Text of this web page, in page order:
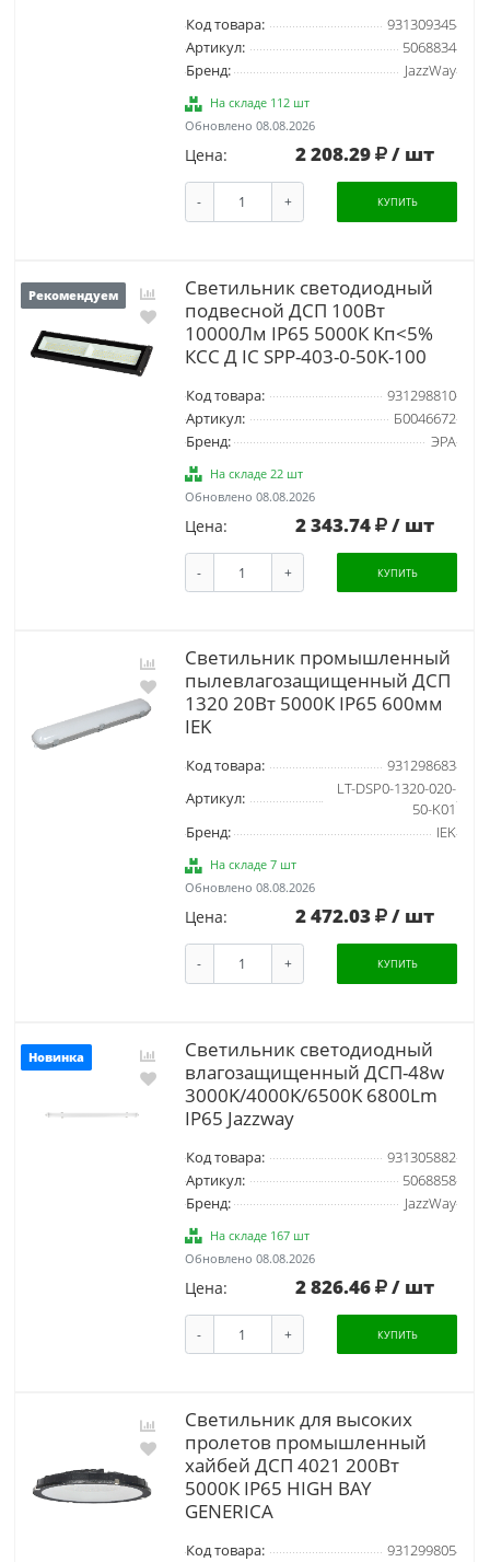
Код товара:
931309345
Артикул:
5068834
Бренд:
JazzWay
На складе 112 шт
Обновлено 08.08.2026
Цена: 2 208.29 / шт
- + КУПИТЬ
Рекомендуем
Cветильник cветодиодный
подвесной ДСП 100Вт
10000Лм IP65 5000К Кп<5%
КСС Д IC SPP-403-0-50K-100
Код товара:
931298810
Артикул:
Б0046672
Бренд:
ЭРА
На складе 22 шт
Обновлено 08.08.2026
Цена: 2 343.74 / шт
- + КУПИТЬ
Светильник промышленный
пылевлагозащищенный ДСП
1320 20Вт 5000К IP65 600мм
IEK
Код товара:
931298683
Артикул:
LT-DSP0-1320-020-
50-K01
Бренд:
IEK
На складе 7 шт
Обновлено 08.08.2026
Цена: 2 472.03 / шт
- + КУПИТЬ
Новинка
Светильник светодиодный
влагозащищенный ДСП-48w
3000K/4000K/6500K 6800Lm
IP65 Jazzway
Код товара:
931305882
Артикул:
5068858
Бренд:
JazzWay
На складе 167 шт
Обновлено 08.08.2026
Цена: 2 826.46 / шт
- + КУПИТЬ
Светильник для высоких
пролетов промышленный
хайбей ДСП 4021 200Вт
5000К IP65 HIGH BAY
GENERICA
Код товара:
931299805